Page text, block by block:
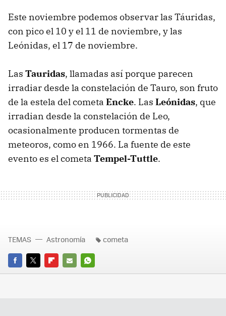
Este noviembre podemos observar las Táuridas,
con pico el 10 y el 11 de noviembre, y las
Leónidas, el 17 de noviembre.
Las Tauridas, llamadas así porque parecen
irradiar desde la constelación de Tauro, son fruto
de la estela del cometa Encke. Las Leónidas, que
irradian desde la constelación de Leo,
ocasionalmente producen tormentas de
meteoros, como en 1966. La fuente de este
evento es el cometa Tempel-Tuttle.
FACEBOOK
TWITTERFLIPBOARD
E-
WHATSAPP
TEMAS Astronomía cometa